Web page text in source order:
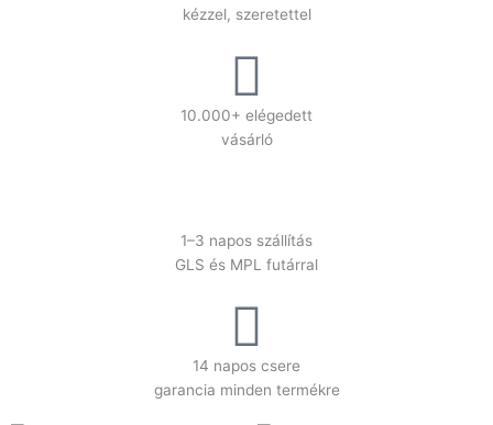
kézzel, szeretettel
10.000+ elégedett
vásárló
1–3 napos szállítás
GLS és MPL futárral
14 napos csere
garancia minden termékre